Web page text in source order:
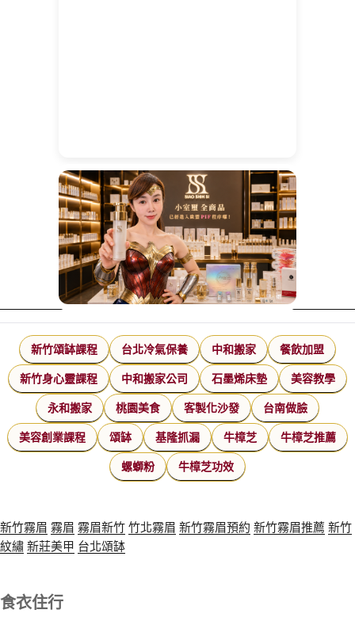
新竹頌缽課程 台北冷氣保養 中和搬家 餐飲加盟
新竹身心靈課程 中和搬家公司 石墨烯床墊 美容教學
永和搬家 桃園美食 客製化沙發 台南做臉
美容創業課程 頌缽 基隆抓漏 牛樟芝 牛樟芝推薦
螺螄粉 牛樟芝功效
新竹霧眉 霧眉 霧眉新竹竹北霧眉 新竹霧眉預約 新竹霧眉推薦 新竹
紋繡新莊美甲 台北頌缽
食衣住行